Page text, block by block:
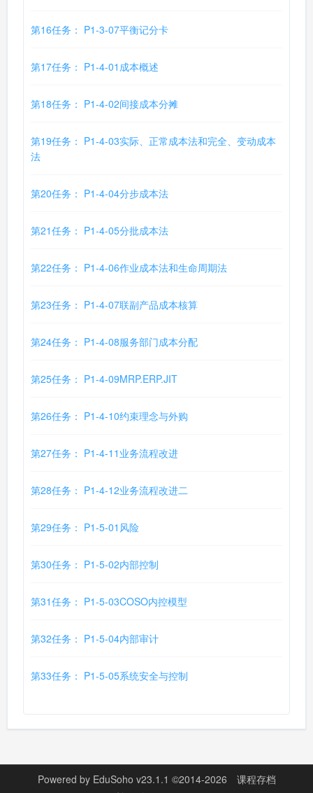
第16任务： P1-3-07平衡记分卡
第17任务： P1-4-01成本概述
第18任务： P1-4-02间接成本分摊
第19任务： P1-4-03实际、正常成本法和完全、变动成本
法
第20任务： P1-4-04分步成本法
第21任务： P1-4-05分批成本法
第22任务： P1-4-06作业成本法和生命周期法
第23任务： P1-4-07联副产品成本核算
第24任务： P1-4-08服务部门成本分配
第25任务： P1-4-09MRP.ERP.JIT
第26任务： P1-4-10约束理念与外购
第27任务： P1-4-11业务流程改进
第28任务： P1-4-12业务流程改进二
第29任务： P1-5-01风险
第30任务： P1-5-02内部控制
第31任务： P1-5-03COSO内控模型
第32任务： P1-5-04内部审计
第33任务： P1-5-05系统安全与控制
Powered by EduSoho v23.1.1 ©2014-2026
课程存档